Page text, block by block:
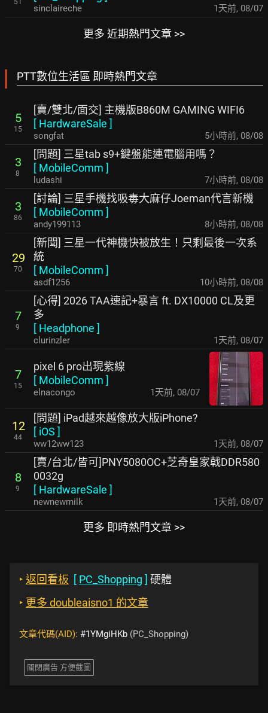
51
sinclaireche 1天前, 08/07
更多 近期熱門文章 >>
PTT數位生活區 即時熱門文章
5
15
[賣/雙北/面交] 主機版B860M GAMING WIFI6
[ HardwareSale ]
songfat 5小時前, 08/08
3
8
[問題] 三星tab s9+鍵盤能連電腦用嗎？
[ MobileComm ]
ludashi 7小時前, 08/08
3
86
[討論] 三星手機找吸毒大麻仔Joeman代言新機
[ MobileComm ]
andy199113 8小時前, 08/08
29
70
[新聞] 三星一代神機快被放生！只剩最後一次系
統
[ MobileComm ]
asdf1256 10小時前, 08/08
7
9
[心得] 2026 TAA速記+暴言 ft. DX10000 CL及更
多
[ Headphone ]
clurinzler 1天前, 08/07
7
15
pixel 6 pro出現紫線
[ MobileComm ]
elnacongo 1天前, 08/07
12
44
[問題] iPad越來越像放大版iPhone?
[ iOS ]
ww12ww123 1天前, 08/07
8
9
[賣/台北/皆可]PNY5080OC+芝奇皇家戟DDR580
0032g
[ HardwareSale ]
newnewmilk 1天前, 08/07
更多 即時熱門文章 >>
‣ 返回看板 [ PC_Shopping ] 硬體
‣ 更多 doubleaisno1 的文章
文章代碼(AID): #1YMgiHKb (PC_Shopping)
關閉廣告 方便截圖